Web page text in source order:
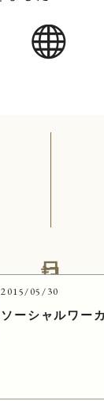
2015/05/30
ソーシャルワー